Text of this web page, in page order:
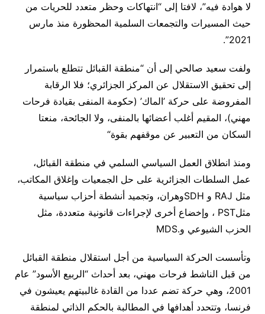
لا هوادة فيه”، لافتا إلى “انتهاكات وحظر متعدد للحريات من
حيث المسيرات والتجمعات السلمية المحظورة منذ مارس
2021”
.
ولفت سعيد صالحي إلى أن “منطقة القبائل تتطلع باستمرار
إلى تحقيق الاستقلال عن المركز الجزائري؛ فلا الرقابة
المفروضة على حركة ’الماك’ (حكومة المنفى بقيادة فرحات
مهني)، المقيم أغلب أعضائها بالمنفى، ولا الجائحة، منعتا
السكان من التعبير عن موقفهم بقوة“
ومنذ انطلاق العمل السياسي السلمي في منطقة القبائل،
عمل السلطات الجزائرية على حل الجمعيات وإغلاق المكاتب،
مثل RAJ و SDHوهران، وتجميد أنشطة أحزاب سياسية
مثلPST ، وإخضاع أخرى لإجراءات قانونية متعددة، مثل
الحزب الشيوعي وMDS.
وتأسست الحركة السياسية من أجل استقلال منطقة القبائل
من قبل الناشط فرحات مهني، بعد أحداث “الربيع الأسود” عام
2001، وهي حركة تضم عددا من القادة غالبيتهم يعيشون في
فرنسا، وتتحدد أهدافها في المطالبة بالحكم الذاتي لمنطقة